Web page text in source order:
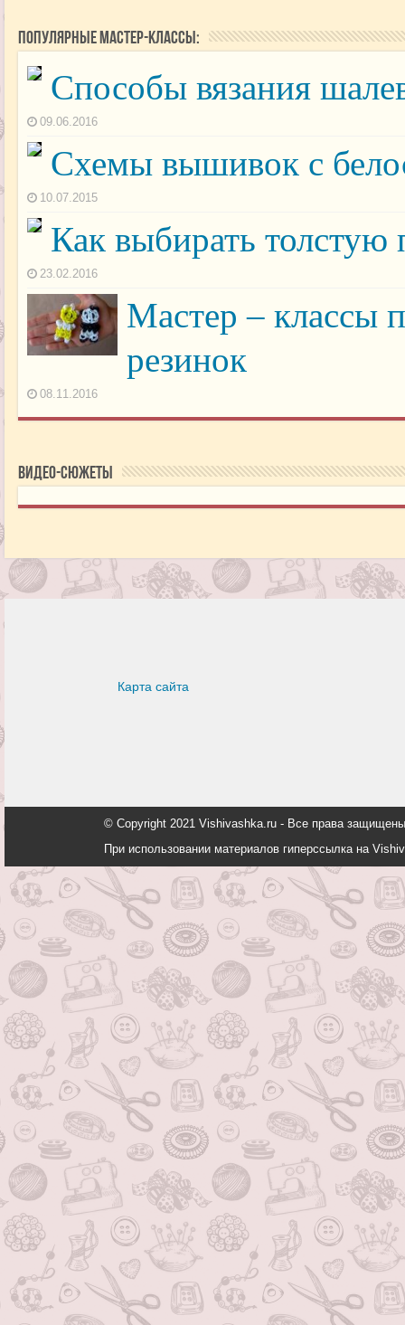
Популярные мастер-классы:
Способы вязания
09.06.2016
Схемы вышивок с
10.07.2015
Как выбирать
23.02.2016
Мастер – классы
резинок
08.11.2016
Видео-сюжеты
Карта сайта
© Copyright 2021 Vishivashka.ru - Все права
При использовании материалов гиперссылка на